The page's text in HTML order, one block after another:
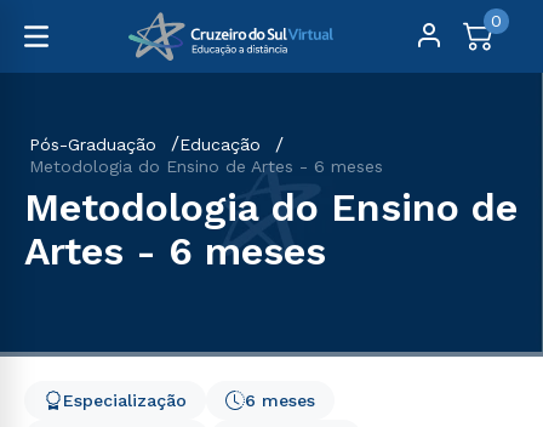
0
Pós-Graduação
Educação
Metodologia do Ensino de Artes - 6 meses
Metodologia do Ensino de
Artes - 6 meses
6 meses
Especialização